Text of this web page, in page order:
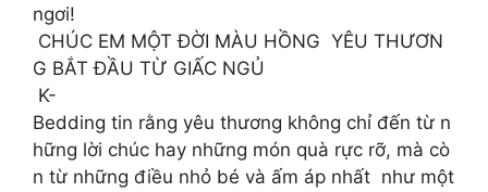
ngơi!
CHÚC EM MỘT ĐỜI MÀU HỒNG YÊU THƯƠN
G BẮT ĐẦU TỪ GIẤC NGỦ
K-
Bedding tin rằng yêu thương không chỉ đến từ n
hững lời chúc hay những món quà rực rỡ, mà cò
n từ những điều nhỏ bé và ấm áp nhất như một